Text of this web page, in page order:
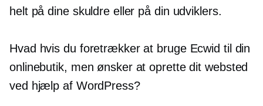
helt på dine skuldre eller på din udviklers.
Hvad hvis du foretrækker at bruge Ecwid til din
onlinebutik, men ønsker at oprette dit websted
ved hjælp af WordPress?